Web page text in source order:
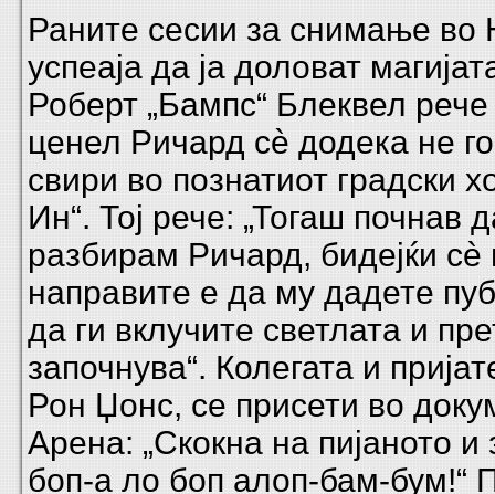
Раните сесии за снимање
успеаја да ја доловат
Роберт „Бампс“ Блеквел
ценел Ричард сè додека не
свири во познатиот градски
Ин“. Тој рече: „Тогаш почнав
разбирам Ричард, бидејќи
направите е да му дадете
да ги вклучите светлата и
започнува“. Колегата и
Рон Џонс, се присети во
Арена: „Скокна на пијаното и
боп-а ло боп алоп-бам-бум!“